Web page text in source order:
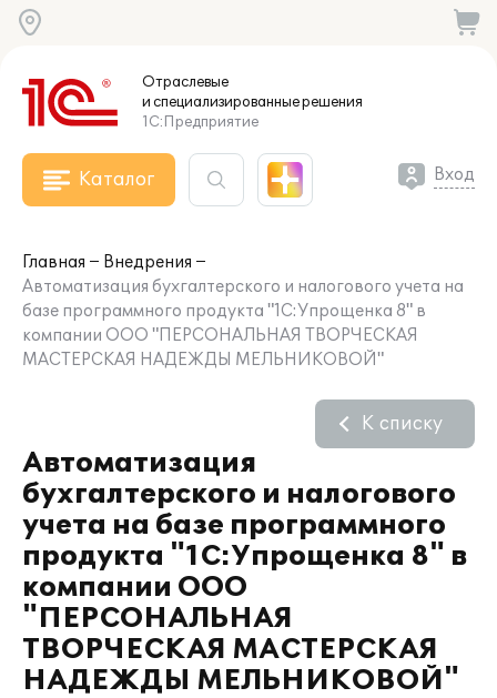
Отраслевые
и специализированныерешения
1С:Предприятие
Каталог Вход
Главная
Внедрения
Автоматизация бухгалтерского и налогового учета на
базе программного продукта "1С:Упрощенка 8" в
компании ООО "ПЕРСОНАЛЬНАЯ ТВОРЧЕСКАЯ
МАСТЕРСКАЯ НАДЕЖДЫ МЕЛЬНИКОВОЙ"
Автоматизация
бухгалтерского и налогового
учета на базе программного
продукта "1С:Упрощенка 8" в
компании ООО
"ПЕРСОНАЛЬНАЯ
ТВОРЧЕСКАЯ МАСТЕРСКАЯ
НАДЕЖДЫ МЕЛЬНИКОВОЙ"
К списку